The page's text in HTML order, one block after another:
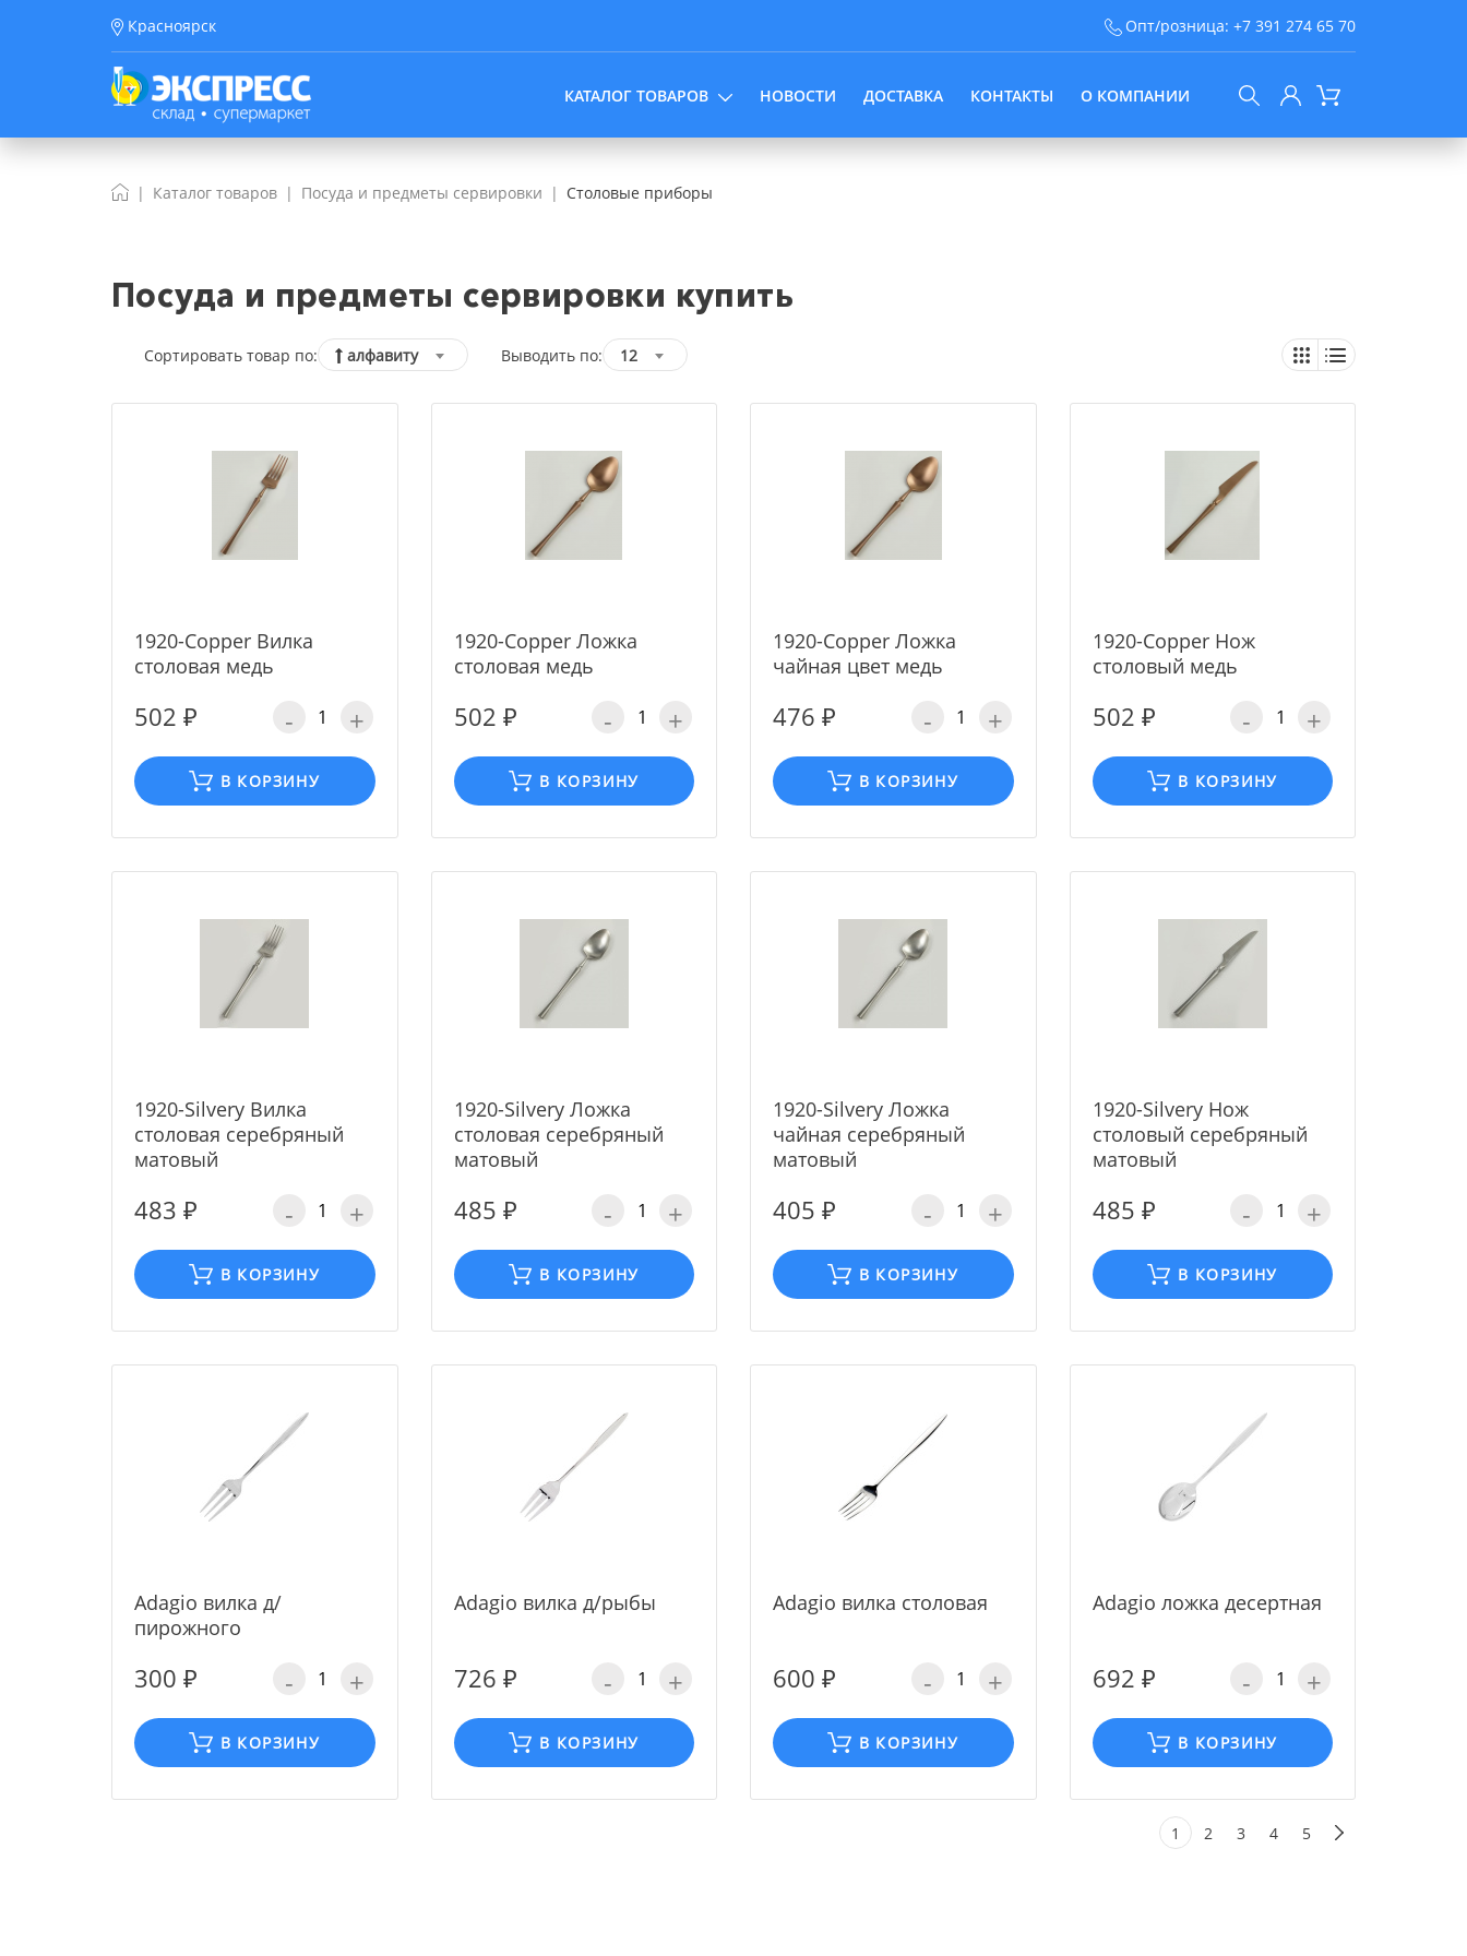
Красноярск Опт/розница: +7 391 274 65 70
КАТАЛОГ ТОВАРОВ НОВОСТИ ДОСТАВКА КОНТАКТЫ О КОМПАНИИ
Каталог товаров Посуда и предметы сервировки Столовые приборы
Посуда и предметы сервировки купить
Сортировать товар по: алфавиту Выводить по: 12
1920-Copper Вилка
столовая медь
502 ₽ - +
В КОРЗИНУ
1920-Copper Ложка
столовая медь
502 ₽ - +
В КОРЗИНУ
1920-Copper Ложка
чайная цвет медь
476 ₽ - +
В КОРЗИНУ
1920-Copper Нож
столовый медь
502 ₽ - +
В КОРЗИНУ
1920-Silvery Вилка
столовая серебряный
матовый
483 ₽ - +
В КОРЗИНУ
1920-Silvery Ложка
столовая серебряный
матовый
485 ₽ - +
В КОРЗИНУ
1920-Silvery Ложка
чайная серебряный
матовый
405 ₽ - +
В КОРЗИНУ
1920-Silvery Нож
столовый серебряный
матовый
485 ₽ - +
В КОРЗИНУ
Adagio вилка д/
пирожного
300 ₽ - +
В КОРЗИНУ
Adagio вилка д/рыбы
726 ₽ - +
В КОРЗИНУ
Adagio вилка столовая
600 ₽ - +
В КОРЗИНУ
Adagio ложка десертная
692 ₽ - +
В КОРЗИНУ
1 2 3 4 5